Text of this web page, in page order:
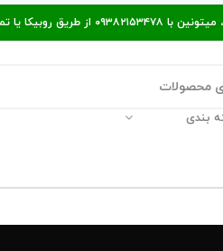
در ارتباط باشید.
بندی